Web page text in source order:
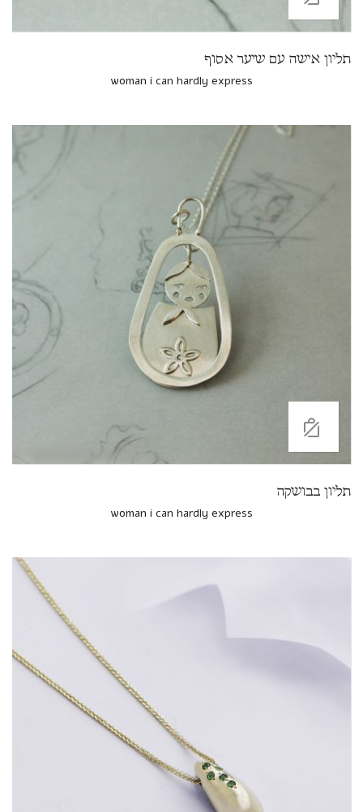
תליון אישה עם שיער אסוף
woman i can hardly express
תליון בבושקה
woman i can hardly express